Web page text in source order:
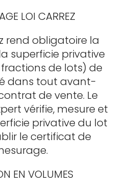
LOI CARREZ
rend obligatoire la
superficie privative
de lots) de
dans tout avant-
de vente. Le
vérifie, mesure et
privative du lot
le certificat de
EN VOLUMES